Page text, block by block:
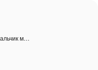
м…